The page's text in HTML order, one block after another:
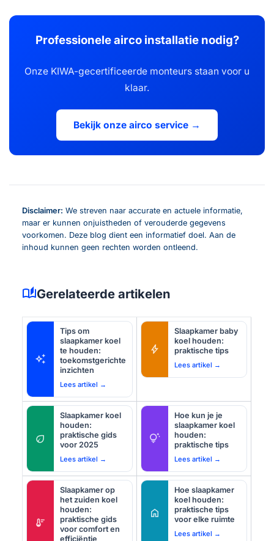
Professionele airco installatie nodig?
Onze KIWA-gecertificeerde monteurs staan voor u
klaar.
Bekijk onze airco service →
Disclaimer: We streven naar accurate en actuele informatie,
maar er kunnen onjuistheden of verouderde gegevens
voorkomen. Deze blog dient een informatief doel. Aan de
inhoud kunnen geen rechten worden ontleend.
auto_storiesGerelateerde artikelen
auto_awesome
Tips om
slaapkamer koel
te houden:
toekomstgerichte
inzichten
Lees artikel →
bolt
Slaapkamer baby
koel houden:
praktische tips
Lees artikel →
eco
Slaapkamer koel
houden:
praktische gids
voor 2025
Lees artikel →
tips_and_updates
Hoe kun je je
slaapkamer koel
houden:
praktische tips
Lees artikel →
thermostat
Slaapkamer op
het zuiden koel
houden:
praktische gids
voor comfort en
efficiëntie
home
Hoe slaapkamer
koel houden:
praktische tips
voor elke ruimte
Lees artikel →